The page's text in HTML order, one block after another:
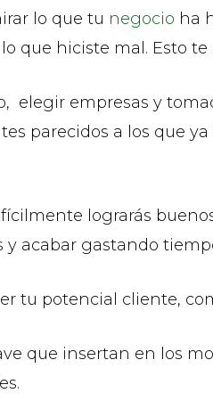
lo que tu negocio ha
que hiciste mal. Esto
elegir empresas y
parecidos a los que
lograrás
acabar gastando
tu potencial cliente,
que insertan en los